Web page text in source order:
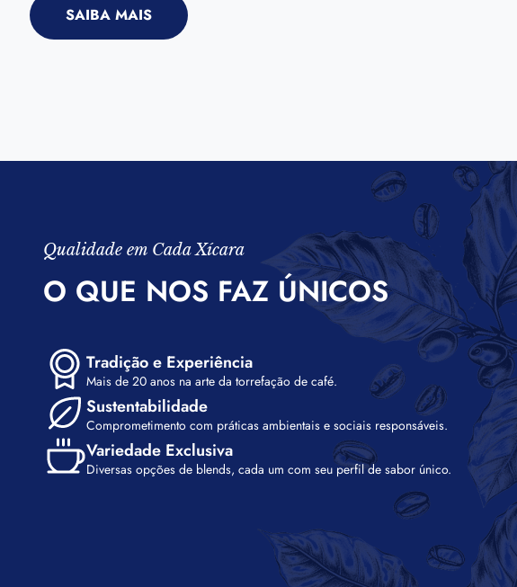
SAIBA MAIS
Qualidade em Cada Xícara
O QUE NOS FAZ ÚNICOS
Tradição e Experiência
Mais de 20 anos na arte da torrefação de café.
Sustentabilidade
Comprometimento com práticas ambientais e sociais responsáveis.
Variedade Exclusiva
Diversas opções de blends, cada um com seu perfil de sabor único.